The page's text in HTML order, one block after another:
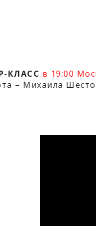
КЛАСС в 19:00
– Михаила